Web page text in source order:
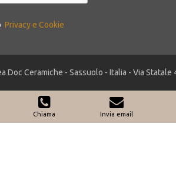
Privacy e Cookie
Doc Ceramiche - Sassuolo - Italia - Via
Chiama Invia email